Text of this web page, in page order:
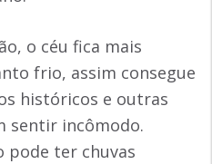
o céu fica mais
frio, assim consegue
históricos e outras
sentir incômodo.
pode ter chuvas